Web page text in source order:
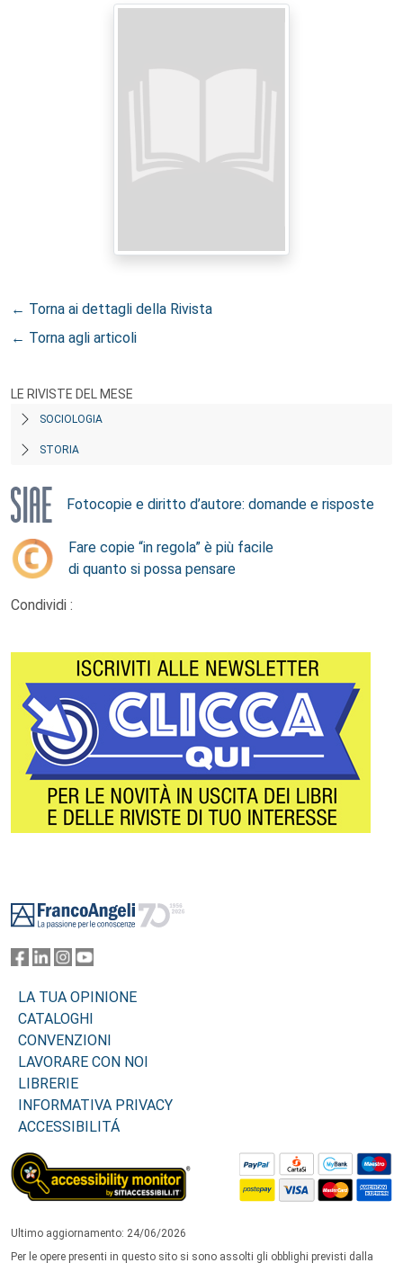
← Torna ai dettagli della Rivista
← Torna agli articoli
LE RIVISTE DEL MESE
SOCIOLOGIA
STORIA
Fotocopie e diritto d’autore: domande e risposte
Fare copie “in regola” è più facile
di quanto si possa pensare
Condividi :
LA TUA OPINIONE
CATALOGHI
CONVENZIONI
LAVORARE CON NOI
LIBRERIE
INFORMATIVA PRIVACY
ACCESSIBILITÁ
Ultimo aggiornamento: 24/06/2026
Per le opere presenti in questo sito si sono assolti gli obblighi previsti dalla